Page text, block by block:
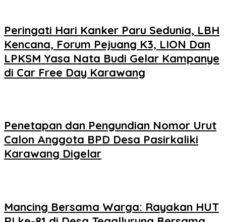
Peringati Hari Kanker Paru Sedunia, LBH
Kencana, Forum Pejuang K3, LION Dan
LPKSM Yasa Nata Budi Gelar Kampanye
di Car Free Day Karawang
Penetapan dan Pengundian Nomor Urut
Calon Anggota BPD Desa Pasirkaliki
Karawang Digelar
Mancing Bersama Warga: Rayakan HUT